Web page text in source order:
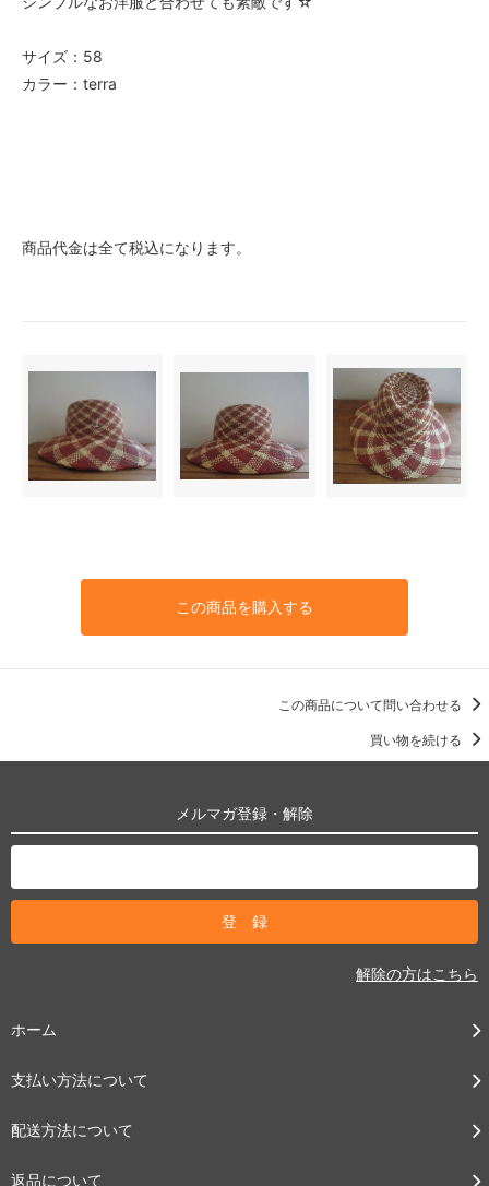
サイズ：58
カラー：terra
商品代金は全て税込になります。
この商品を購入する
この商品について問い合わせる
買い物を続ける
メルマガ登録・解除
解除の方はこちら
ホーム
支払い方法について
配送方法について
返品について